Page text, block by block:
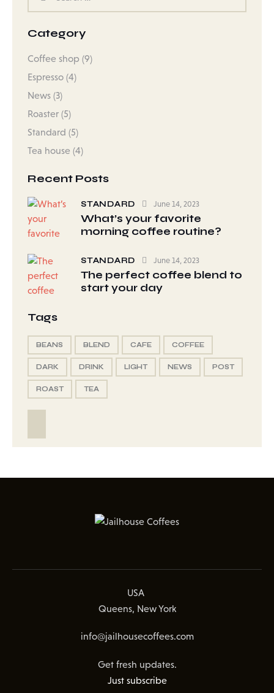
Category
Coffee shop (9)
Espresso (4)
News (3)
Roaster (5)
Standard (5)
Tea house (4)
Recent Posts
STANDARD June 14, 2023
What’s your favorite
morning coffee routine?
STANDARD June 14, 2023
The perfect coffee blend to
start your day
Tags
BEANS BLEND CAFE COFFEE
DARK DRINK LIGHT NEWS POST
ROAST TEA
USA
Queens, New York
info@jailhousecoffees.com
Get fresh updates.
Just subscribe